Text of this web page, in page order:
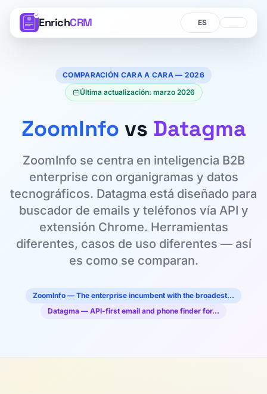
EnrichCRM Idioma
Idioma
COMPARACIÓN CARA A CARA — 2026
Última actualización: marzo 2026
ZoomInfo vs Datagma
ZoomInfo se centra en inteligencia B2B
enterprise con organigramas y datos
tecnográficos. Datagma está diseñado para
buscador de emails y teléfonos vía API y
extensión Chrome. Herramientas
diferentes, casos de uso diferentes — así
es como se comparan.
ZoomInfo — The enterprise incumbent with the broadest…
Datagma — API-first email and phone finder for…